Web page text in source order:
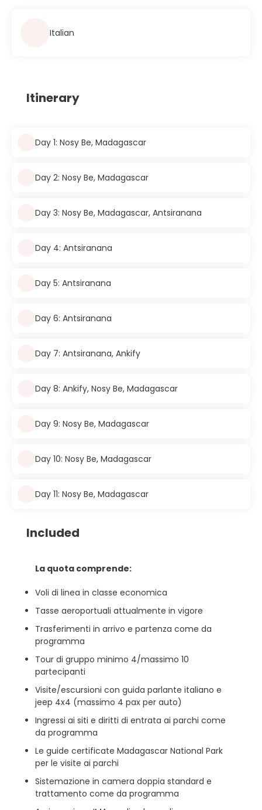
Italian
Itinerary
Day 1: Nosy Be, Madagascar
Day 2: Nosy Be, Madagascar
Day 3: Nosy Be, Madagascar, Antsiranana
Day 4: Antsiranana
Day 5: Antsiranana
Day 6: Antsiranana
Day 7: Antsiranana, Ankify
Day 8: Ankify, Nosy Be, Madagascar
Day 9: Nosy Be, Madagascar
Day 10: Nosy Be, Madagascar
Day 11: Nosy Be, Madagascar
Included
La quota comprende:
Voli di linea in classe economica
Tasse aeroportuali attualmente in vigore
Trasferimenti in arrivo e partenza come da
programma
Tour di gruppo minimo 4/massimo 10
partecipanti
Visite/escursioni con guida parlante italiano e
jeep 4x4 (massimo 4 pax per auto)
Ingressi ai siti e diritti di entrata ai parchi come
da programma
Le guide certificate Madagascar National Park
per le visite ai parchi
Sistemazione in camera doppia standard e
trattamento come da programma